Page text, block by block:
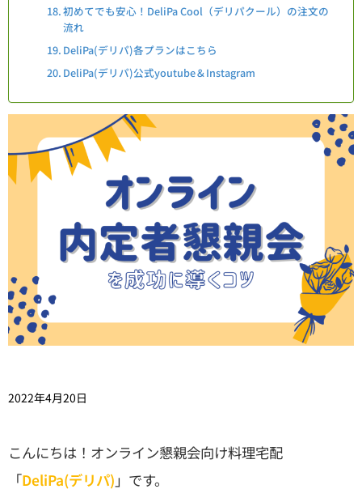
初めてでも安心！DeliPa Cool（デリパクール）の注文の
流れ
DeliPa(デリパ)各プランはこちら
DeliPa(デリパ)公式youtube＆Instagram
2022年4月20日
こんにちは！オンライン懇親会向け料理宅配
「DeliPa(デリパ) 」です。